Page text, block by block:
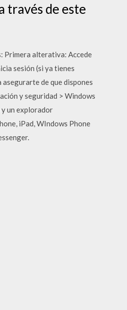
través de este
Primera alterativa: Accede
sesión (si ya tienes
asegurarte de que dispones
y seguridad > Windows
y un explorador
iPad, WIndows Phone